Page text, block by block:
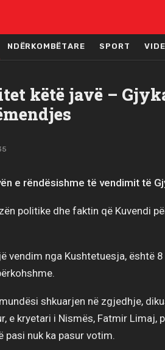
NDËRKOMBËTARE SPORT
këtë javë –
e rëndësishme të vendimit të
politike dhe faktin që Kuvendi
vendim nga Kushtetuesja, është
shkuarjen në zgjedhje,
e kryetari i Nismës, Fatmir
pasi nuk ka pasur votim.